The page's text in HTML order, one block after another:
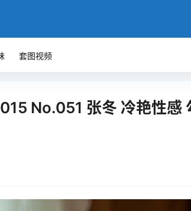
套图视频
No.051 张冬 冷艳性感